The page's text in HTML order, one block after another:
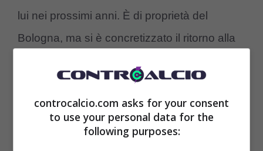
lui nei prossimi anni. È di proprietà del
Bologna, ma si è concretizzato il ritorno alla
arrivato anche il comunicato ufficiale per il
trasferimento:“La Juventus Next Gen ritrova
anche in questa stagioneRiccardo
controcalcio.com asks for your consent
to use your personal data for the
following purposes: